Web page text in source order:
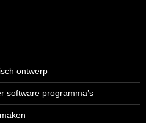
ontwerp
software programma’s